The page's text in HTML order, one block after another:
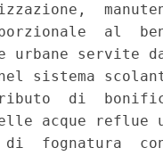
al
servite
sistema
di
acque reflue
fognatura